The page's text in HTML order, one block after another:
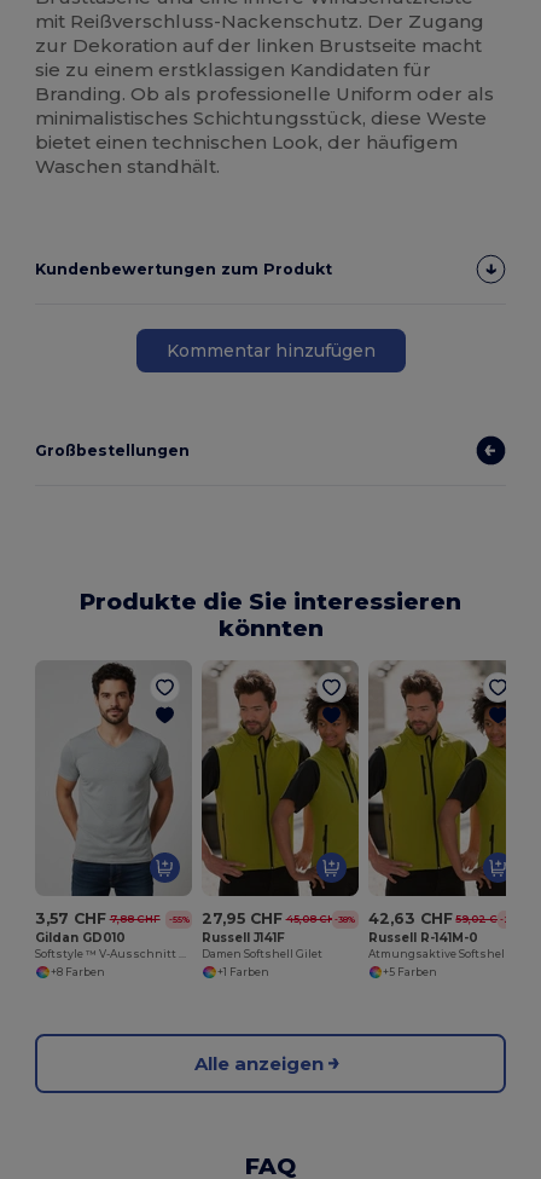
mit Reißverschluss-Nackenschutz. Der Zugang
zur Dekoration auf der linken Brustseite macht
sie zu einem erstklassigen Kandidaten für
Branding. Ob als professionelle Uniform oder als
minimalistisches Schichtungsstück, diese Weste
bietet einen technischen Look, der häufigem
Waschen standhält.
Kundenbewertungen zum Produkt
Kommentar hinzufügen
Großbestellungen
Produkte die Sie interessieren
könnten
3,57 CHF 7,88 CHF -55%
Gildan GD010
Softstyle ™ V-Ausschnitt T-Shirt Herren
+8 Farben
27,95 CHF 45,08 CHF-38%
Russell J141F
Damen Softshell Gilet
+1 Farben
42,63 CHF 59,02 CHF-28%
Russell R-141M-0
+5 Farben
Alle anzeigen
FAQ